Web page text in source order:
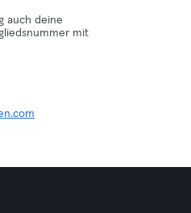
auch deine
mit